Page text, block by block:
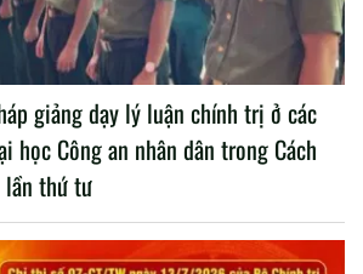
giảng dạy lý luận chính trị ở các
học Công an nhân dân trong Cách
lần thứ tư